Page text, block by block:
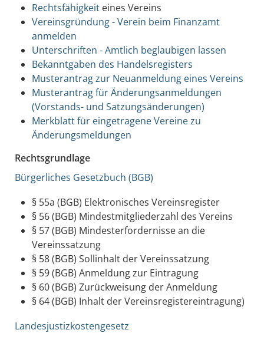
Rechtsfähigkeiteines Vereins
Vereinsgründung - Verein beim Finanzamt
anmelden
Unterschriften - Amtlich beglaubigen lassen
Bekanntgaben des Handelsregisters
Musterantrag zur Neuanmeldung eines Vereins
Musterantragfür Änderungsanmeldungen
(Vorstands- und Satzungsänderungen)
Merkblatt für eingetragene Vereine zu
Änderungsmeldungen
Rechtsgrundlage
Bürgerliches Gesetzbuch (BGB)
§ 55a (BGB) Elektronisches Vereinsregister
§ 56 (BGB) Mindestmitgliederzahl des Vereins
§ 57 (BGB) Mindesterfordernisse an die
Vereinssatzung
§ 58 (BGB) Sollinhalt der Vereinssatzung
§ 59 (BGB) Anmeldung zur Eintragung
§ 60 (BGB) Zurückweisung der Anmeldung
§ 64 (BGB) Inhalt der Vereinsregistereintragung)
Landesjustizkostengesetz